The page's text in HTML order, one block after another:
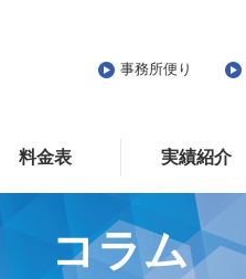
事務所便り
料金表 実績紹介
コラム